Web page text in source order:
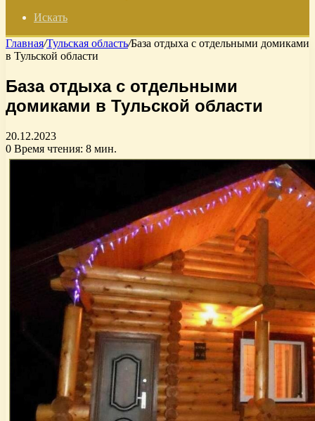
Искать
Главная/Тульская область/База отдыха с отдельными домиками
в Тульской области
База отдыха с отдельными
домиками в Тульской области
20.12.2023
0 Время чтения: 8 мин.